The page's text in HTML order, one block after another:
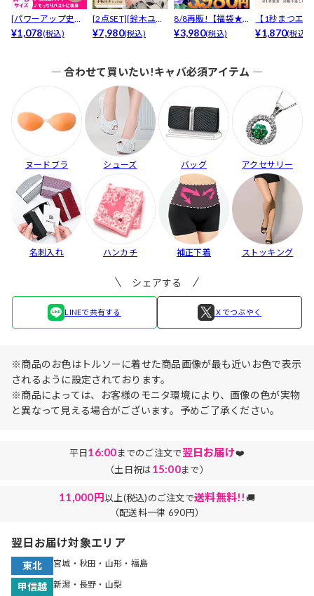
[パワーアップ史上
最強5倍盛りアップ
¥1,078(税込)
[2点SET][鈴木ユリ
ア(baby)...
¥7,980(税込)
8/8再販!【福袋★
ブラセット3点
¥3,980(税込)
【1秒まつエ
リュームタイ
¥1,870(税込)
― 合わせて買いたい!キャバ必須アイテム ―
ヌードブラ シューズ バッグ アクセサリー
名刺入れ ハンカチ 補正下着 ストッキング
シェアする
LINEで共有する Ｘでつぶやく
※商品のお色はトルソーに着せた商品画像が最も近いお色で表示
されるように設定されております。
※商品によっては、お客様のモニタ環境により、画像の色が実物
と異なって見える場合がございます。予めご了承ください。
平日16:00までのご注文で翌日お届け❤️
（土日祝は15:00まで）
11,000円以上(税込)のご注文で送料無料!!🚚
（配送料一律 690円）
翌日お届け対象エリア
東北 宮城・秋田・山形・福島
甲信越 新潟・長野・山梨